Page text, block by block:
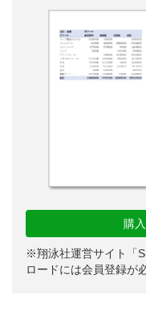
購
※翔泳社運営サイト「
ロードには会員登録が